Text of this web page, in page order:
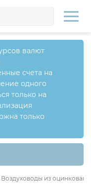
валют
счета на
одного
только на
только
Воздуховоды из